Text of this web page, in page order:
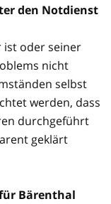
den Notdienst
ist oder seiner
nicht
selbst
werden, dass
durchgeführt
geklärt
Bärenthal